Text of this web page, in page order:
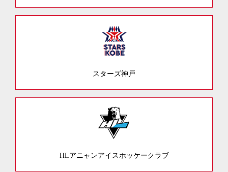
スターズ神戸
HLアニャンアイスホッケークラブ